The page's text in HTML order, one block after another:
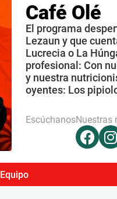
Café Olé
El programa
Lezaun y que
Lucrecia o La
profesional: Con
y nuestra
oyentes: Los
EscúchanosNuestras
Equipo